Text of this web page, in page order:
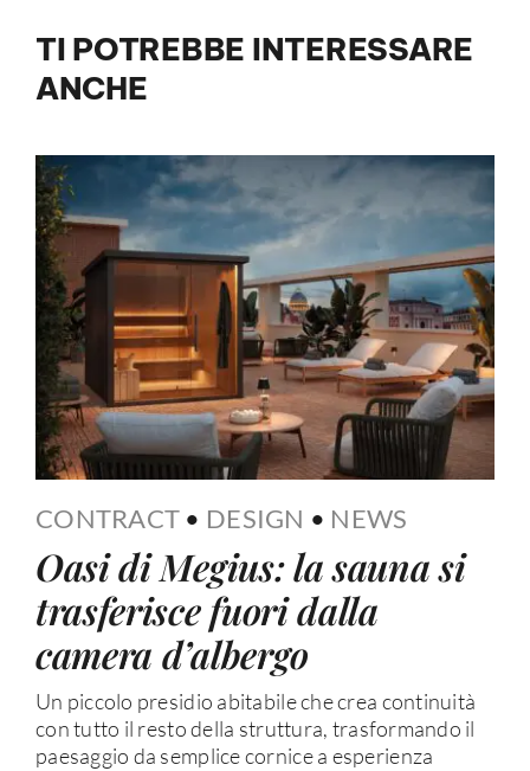
TI POTREBBE INTERESSARE
ANCHE
CONTRACT • DESIGN • NEWS
Oasi di Megius: la sauna si
trasferisce fuori dalla
camera d’albergo
Un piccolo presidio abitabile che crea continuità
con tutto il resto della struttura, trasformando il
paesaggio da semplice cornice a esperienza